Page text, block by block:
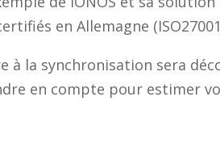
en Allemagne
à la synchronisation sera
en compte pour estimer